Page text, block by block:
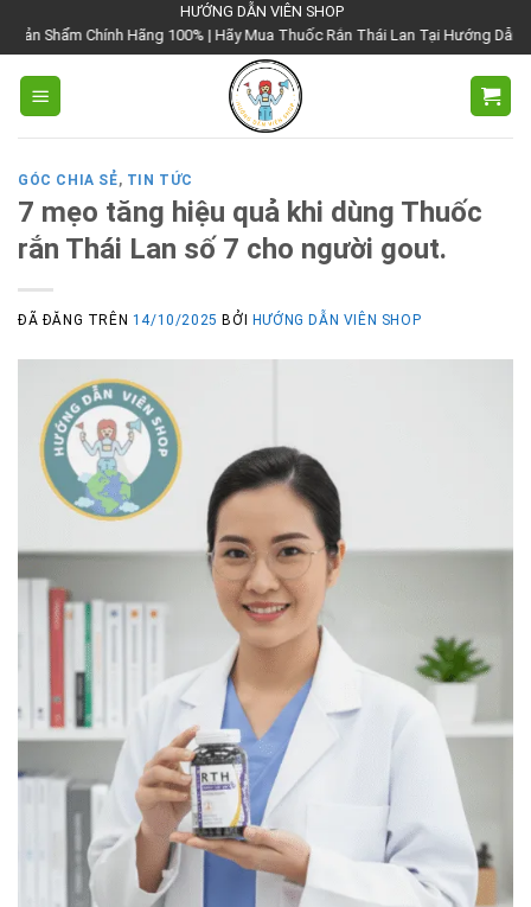
đến
nội
dung
HƯỚNG DẪN VIÊN SHOP
Hãng 100% | Hãy Mua Thuốc Rắn Thái Lan Tại Hướng Dẫn Viên Shop | Với
GÓC CHIA SẺ, TIN TỨC
7 mẹo tăng hiệu quả khi dùng Thuốc
rắn Thái Lan số 7 cho người gout.
ĐÃ ĐĂNG TRÊN 14/10/2025 BỞI HƯỚNG DẪN VIÊN SHOP